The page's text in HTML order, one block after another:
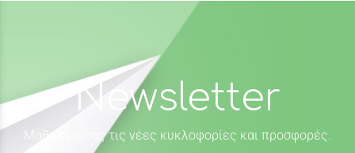
Newsletter
Μάθε πρώτος τις νέες κυκλοφορίες και προσφορές.